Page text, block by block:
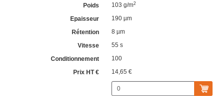
103 g/m2
190 µm
8 µm
55 s
100
14,65 €